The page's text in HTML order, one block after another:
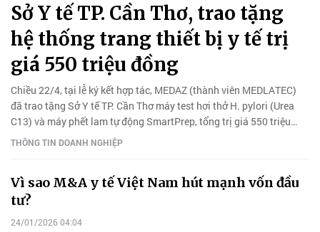
Sở Y tế TP. Cần Thơ, trao tặng
hệ thống trang thiết bị y tế trị
giá 550 triệu đồng
Chiều 22/4, tại lễ ký kết hợp tác, MEDAZ (thành viên MEDLATEC)
đã trao tặng Sở Y tế TP. Cần Thơ máy test hơi thở H. pylori (Urea
C13) và máy phết lam tự động SmartPrep, tổng trị giá 550 triệu
đồng.
THÔNG TIN DOANH NGHIỆP
Vì sao M&A y tế Việt Nam hút mạnh vốn đầu
tư?
24/01/2026 04:04